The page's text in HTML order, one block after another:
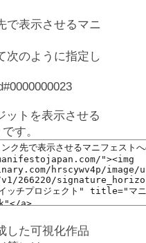
で表示させるマニ
次のように指定し
ットを表示させる
す。
した可視化作品